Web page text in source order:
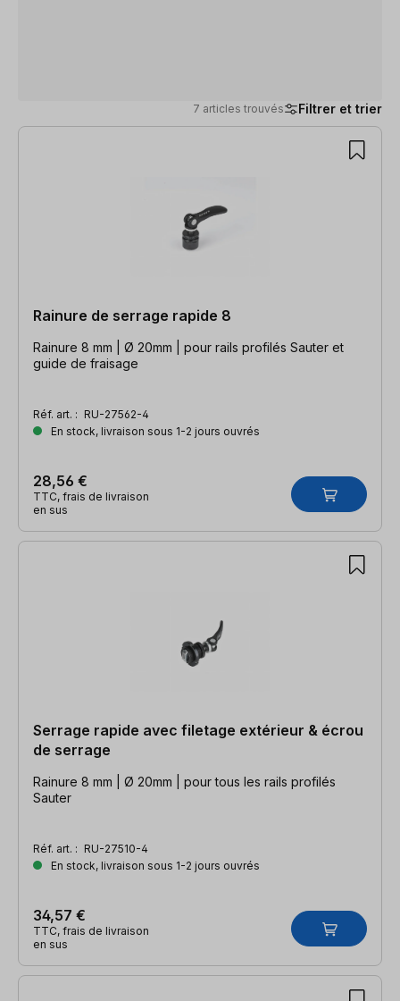
7 articles trouvés Filtrer et trier
7 articles trouvés
Rainure de serrage rapide 8
Rainure 8 mm | Ø 20mm | pour rails profilés Sauter et
guide de fraisage
Réf. art. : RU-27562-4
En stock, livraison sous 1-2 jours ouvrés
28,56 €
TTC, frais de livraison
en sus
Serrage rapide avec filetage extérieur & écrou
de serrage
Rainure 8 mm | Ø 20mm | pour tous les rails profilés
Sauter
Réf. art. : RU-27510-4
En stock, livraison sous 1-2 jours ouvrés
34,57 €
TTC, frais de livraison
en sus